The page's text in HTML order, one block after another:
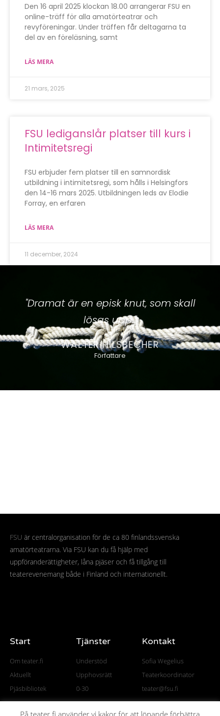
Den 16 april 2025 klockan 18.00 arrangerar FSU en
online-träff för alla amatörteatrar och
revyföreningar. Under träffen får deltagarna ta
del av en föreläsning, samt
LÄS MERA
21 mars, 2025
FSU lediganslår platser till kurs i
Intimitetsregi
FSU erbjuder fem platser till en samnordisk
utbildning i intimitetsregi, som hålls i Helsingfors
den 14-16 mars 2025. Utbildningen leds av Elodie
Forray, en erfaren
LÄS MERA
11 december, 2024
"Dramat är en episk knut, som skall
lösas upp."
WALTER HILSBECHER
Författare
FSU är centralorganisation för de ca 80 finlandssvenska
amatörteatrarna. Via FSU kan du få hjälp med
uppföranderättigheter, låna pjäser och få tillgång till
teaterevenemang både i Finland och internationellt.
Start
Om teater.fi
Aktuellt
Pjäsbibliotek
Tjänster
Understöd
Upphovsrätt
0-30
Kontakt
Sofia Wegelius
Teaterkoordinator
teater@fsu.fi